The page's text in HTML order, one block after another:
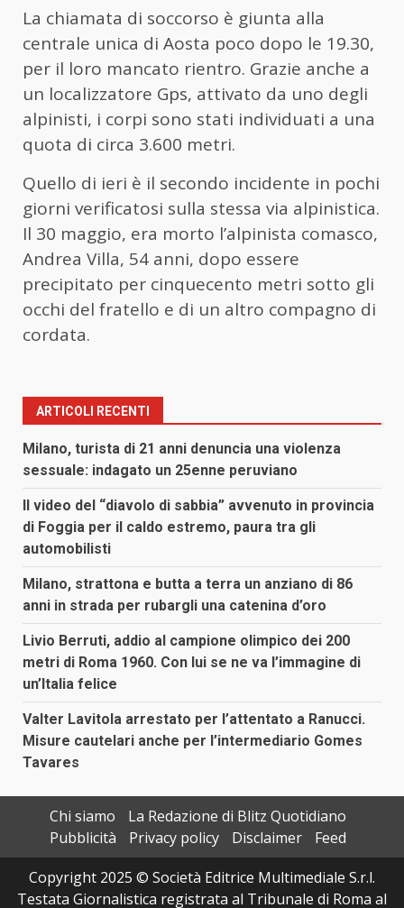
La chiamata di soccorso è giunta alla
centrale unica di Aosta poco dopo le 19.30,
per il loro mancato rientro. Grazie anche a
un localizzatore Gps, attivato da uno degli
alpinisti, i corpi sono stati individuati a una
quota di circa 3.600 metri.
Quello di ieri è il secondo incidente in pochi
giorni verificatosi sulla stessa via alpinistica.
Il 30 maggio, era morto l’alpinista comasco,
Andrea Villa, 54 anni, dopo essere
precipitato per cinquecento metri sotto gli
occhi del fratello e di un altro compagno di
cordata.
ARTICOLI RECENTI
Milano, turista di 21 anni denuncia una violenza
sessuale: indagato un 25enne peruviano
Il video del “diavolo di sabbia” avvenuto in provincia
di Foggia per il caldo estremo, paura tra gli
automobilisti
Milano, strattona e butta a terra un anziano di 86
anni in strada per rubargli una catenina d’oro
Livio Berruti, addio al campione olimpico dei 200
metri di Roma 1960. Con lui se ne va l’immagine di
un’Italia felice
Valter Lavitola arrestato per l’attentato a Ranucci.
Misure cautelari anche per l’intermediario Gomes
Tavares
Chi siamo
La Redazione di Blitz Quotidiano
Pubblicità
Privacy policy Disclaimer
Feed
Copyright 2025 © Società Editrice Multimediale S.r.l.
Testata Giornalistica registrata al Tribunale di Roma al